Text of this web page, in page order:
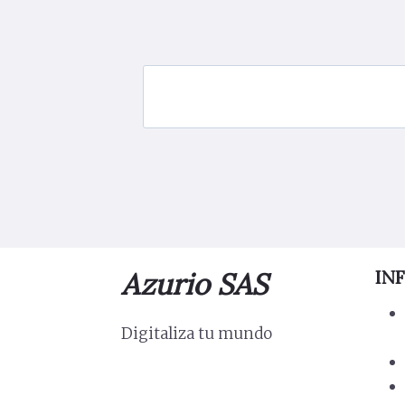
Azurio SAS
Digitaliza tu mundo